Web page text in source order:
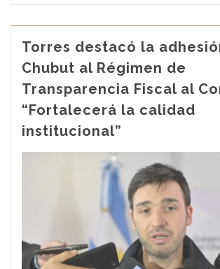
Torres destacó la
Chubut al Régimen de
Transparencia Fiscal al
“Fortalecerá la calidad
institucional”